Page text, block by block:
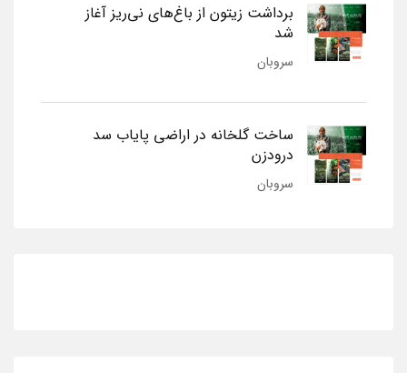
برداشت زیتون از باغ‌های نی‌ریز آغاز
شد
سروبان
ساخت گلخانه در اراضی پایاب سد
درودزن
سروبان